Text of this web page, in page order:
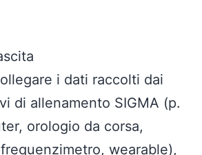
i dati raccolti dai
di allenamento SIGMA (p.
orologio da corsa,
wearable),